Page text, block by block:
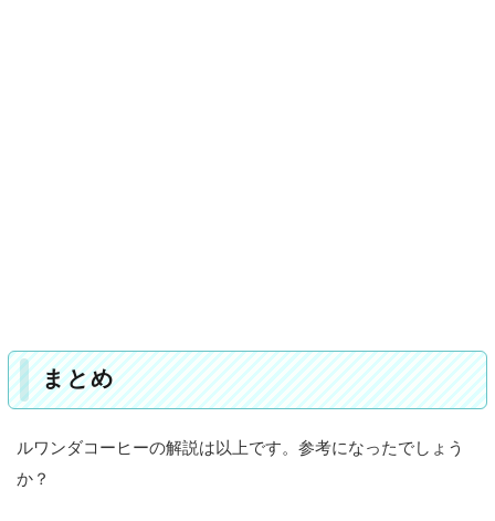
まとめ
ルワンダコーヒーの解説は以上です。参考になったでしょう
か？